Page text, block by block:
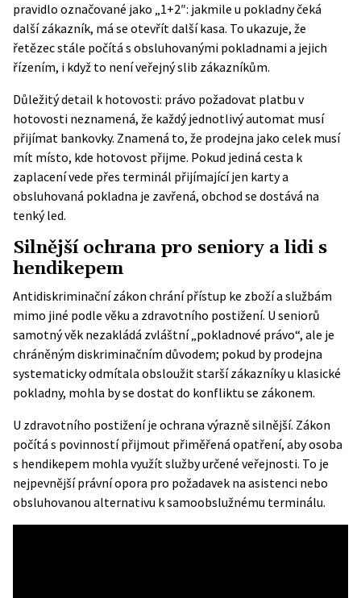
pravidlo označované jako „1+2″: jakmile u pokladny čeká
další zákazník, má se otevřít další kasa. To ukazuje, že
řetězec stále počítá s obsluhovanými pokladnami a jejich
řízením, i když to není veřejný slib zákazníkům.
Důležitý detail k hotovosti: právo požadovat platbu v
hotovosti neznamená, že každý jednotlivý automat musí
přijímat bankovky. Znamená to, že prodejna jako celek musí
mít místo, kde hotovost přijme. Pokud jediná cesta k
zaplacení vede přes terminál přijímající jen karty a
obsluhovaná pokladna je zavřená, obchod se dostává na
tenký led.
Silnější ochrana pro seniory a lidi s
hendikepem
Antidiskriminační zákon chrání přístup ke zboží a službám
mimo jiné podle věku a zdravotního postižení. U seniorů
samotný věk nezakládá zvláštní „pokladnové právo“, ale je
chráněným diskriminačním důvodem; pokud by prodejna
systematicky odmítala obsloužit starší zákazníky u klasické
pokladny, mohla by se dostat do konfliktu se zákonem.
U zdravotního postižení je ochrana výrazně silnější. Zákon
počítá s povinností přijmout přiměřená opatření, aby osoba
s hendikepem mohla využít služby určené veřejnosti. To je
nejpevnější právní opora pro požadavek na asistenci nebo
obsluhovanou alternativu k samoobslužnému terminálu.